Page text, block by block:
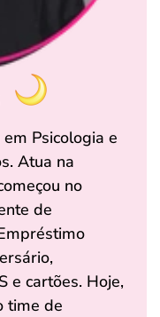
Psicologia e
Atua na
no
de
e cartões. Hoje,
time de